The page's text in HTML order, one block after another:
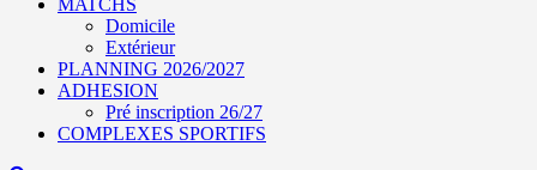
MATCHS
Domicile
Extérieur
PLANNING 2026/2027
ADHESION
Pré inscription 26/27
COMPLEXES SPORTIFS